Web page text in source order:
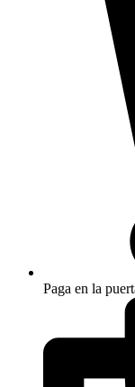
Paga en la